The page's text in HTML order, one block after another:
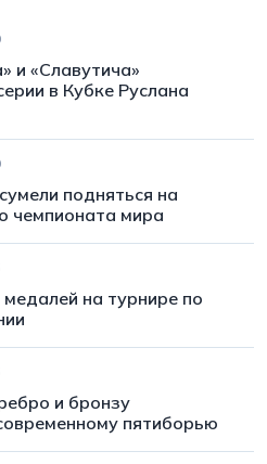
и «Славутича»
в Кубке Руслана
подняться на
чемпионата мира
на турнире по
и бронзу
пятиборью